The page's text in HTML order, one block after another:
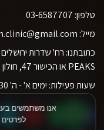
אנו משתמשים
טלפון: 03-6587707
מייל: goldman.clinic@gmail.com
PEAKS או הכישור 47, חולון
שעות פעילות: ימים א' - ה' 8:30 - 19:00 יום ו' 8:30 - 14:00